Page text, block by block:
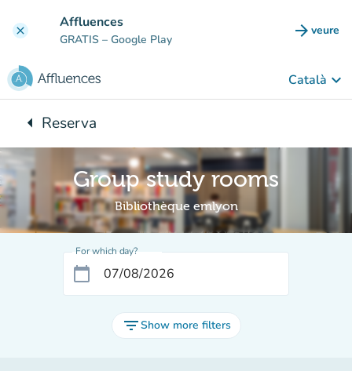
clear Affluences
GRATIS – Google Play arrow_forward veure
(new
Català keyboard_arrow_down
arrow_leftBack to:
Reserva
Group study rooms
Bibliothèque emlyon
For which day?
calendar_today
filter_listShow more filters